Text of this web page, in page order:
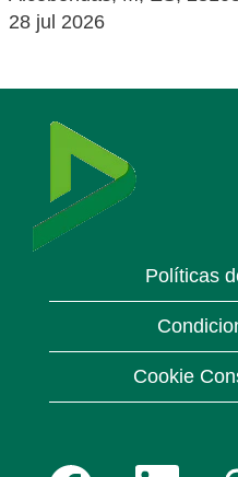
28 jul 2026
Políticas
Cookie
S S S